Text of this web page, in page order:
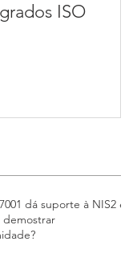
ISO
dá suporte à NIS2 e